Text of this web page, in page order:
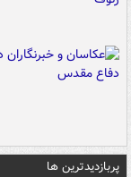
پربازدیدترین ها